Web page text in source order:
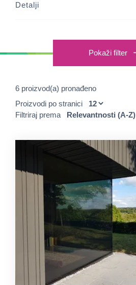
Detalji
Pokaži filter
6 proizvod(a) pronađeno
Proizvodi po stranici
Filtriraj prema